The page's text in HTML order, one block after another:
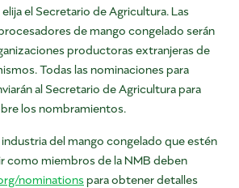
el Secretario de Agricultura. Las
de mango congelado serán
productoras extranjeras de
Todas las nominaciones para
al Secretario de Agricultura para
los nombramientos.
del mango congelado que estén
como miembros de la NMB deben
nominationspara obtener detalles